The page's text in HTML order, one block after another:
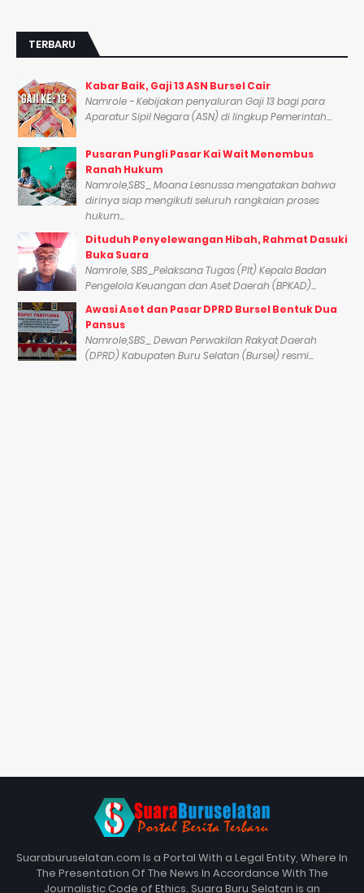
TERBARU
Kabar Baik, Gaji 13 ASN Bursel Cair
Namrole - Kebijakan penyaluran Gaji 13 bagi para
Aparatur Sipil Negara (ASN) di lingkup Pemerintah...
Pusaran Pungli Pasar Kai Wait Menembus
Ranah Hukum
Namrole,SBS_ Moana Lesnussa mengatakan bahwa
dirinya siap mengikuti seluruh rangkaian proses
hukum...
Dituduh Penyelewangan Hibah, Rahmat Dasuki
Buka Suara
Namrole, SBS_Pelaksana Tugas (Plt) Kepala Badan
Pengelola Keuangan dan Aset Daerah (BPKAD)...
Awasi Aset dan Pasar DPRD Bursel Bentuk Dua
Pansus
Namrole,SBS_ Dewan Perwakilan Rakyat Daerah
(DPRD) Kabupaten Buru Selatan (Bursel) resmi...
Suaraburuselatan.com Is a Portal With a Legal Entity, Where In
The Presentation Of The News In Accordance With The
Journalistic Code of Ethics. Suara Buru Selatan is an